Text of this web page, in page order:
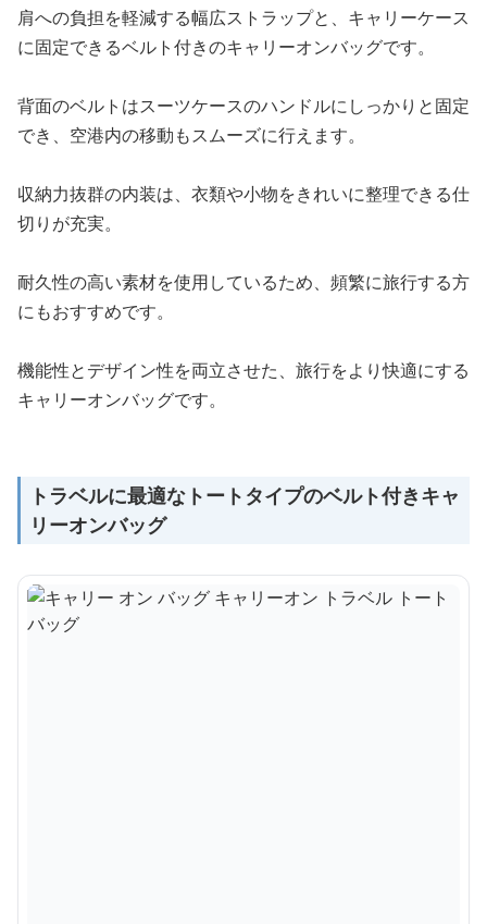
肩への負担を軽減する幅広ストラップと、キャリーケース
に固定できるベルト付きのキャリーオンバッグです。
背面のベルトはスーツケースのハンドルにしっかりと固定
でき、空港内の移動もスムーズに行えます。
収納力抜群の内装は、衣類や小物をきれいに整理できる仕
切りが充実。
耐久性の高い素材を使用しているため、頻繁に旅行する方
にもおすすめです。
機能性とデザイン性を両立させた、旅行をより快適にする
キャリーオンバッグです。
トラベルに最適なトートタイプのベルト付きキャ
リーオンバッグ